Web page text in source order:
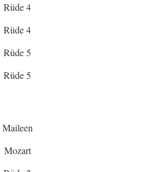
Rüde 4
Rüde 4
Rüde 5
Rüde 5
Maileen
Mozart